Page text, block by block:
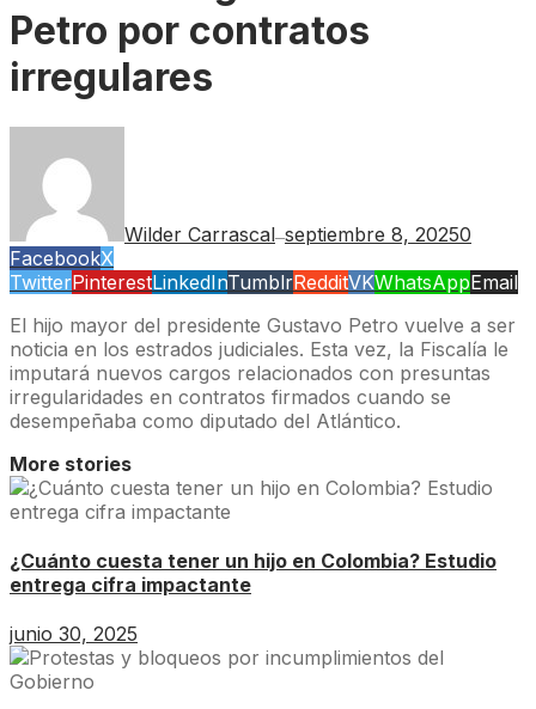
Petro por contratos
irregulares
Wilder Carrascal—septiembre 8, 20250
FacebookX
TwitterPinterestLinkedInTumblrRedditVKWhatsAppEmail
El hijo mayor del presidente Gustavo Petro vuelve a ser
noticia en los estrados judiciales. Esta vez, la Fiscalía le
imputará nuevos cargos relacionados con presuntas
irregularidades en contratos firmados cuando se
desempeñaba como diputado del Atlántico.
More stories
¿Cuánto cuesta tener un hijo en Colombia? Estudio
entrega cifra impactante
junio 30, 2025